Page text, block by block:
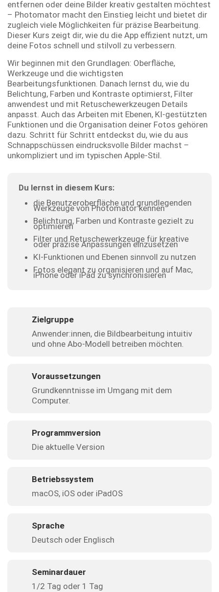
entfernen oder deine Bilder kreativ gestalten möchtest
– Photomator macht den Einstieg leicht und bietet dir
zugleich viele Möglichkeiten für präzise Bearbeitung.
Dieser Kurs zeigt dir, wie du die App effizient nutzt, um
deine Fotos schnell und stilvoll zu verbessern.
Wir beginnen mit den Grundlagen: Oberfläche,
Werkzeuge und die wichtigsten
Bearbeitungsfunktionen. Danach lernst du, wie du
Belichtung, Farben und Kontraste optimierst, Filter
anwendest und mit Retuschewerkzeugen Details
anpasst. Auch das Arbeiten mit Ebenen, KI-gestützten
Funktionen und die Organisation deiner Fotos gehören
dazu. Schritt für Schritt entdeckst du, wie du aus
Schnappschüssen eindrucksvolle Bilder machst –
unkompliziert und im typischen Apple-Stil.
Du lernst in diesem Kurs:
die Benutzeroberfläche und grundlegenden
Werkzeuge von Photomator kennen
Belichtung, Farben und Kontraste gezielt zu
optimieren
Filter und Retuschewerkzeuge für kreative
oder präzise Anpassungen einzusetzen
KI-Funktionen und Ebenen sinnvoll zu nutzen
Fotos elegant zu organisieren und auf Mac,
iPhone oder iPad zu synchronisieren
Zielgruppe
Anwender:innen, die Bildbearbeitung intuitiv
und ohne Abo-Modell betreiben möchten.
Voraussetzungen
Grundkenntnisse im Umgang mit dem
Computer.
Programmversion
Die aktuelle Version
Betriebssystem
macOS, iOS oder iPadOS
Sprache
Deutsch oder Englisch
Seminardauer
1/2 Tag oder 1 Tag